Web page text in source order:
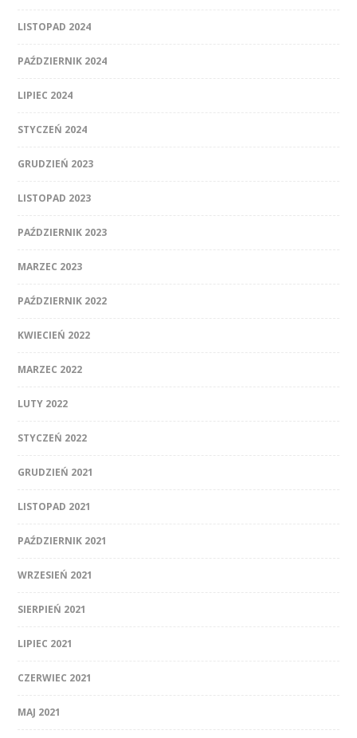
LISTOPAD 2024
PAŹDZIERNIK 2024
LIPIEC 2024
STYCZEŃ 2024
GRUDZIEŃ 2023
LISTOPAD 2023
PAŹDZIERNIK 2023
MARZEC 2023
PAŹDZIERNIK 2022
KWIECIEŃ 2022
MARZEC 2022
LUTY 2022
STYCZEŃ 2022
GRUDZIEŃ 2021
LISTOPAD 2021
PAŹDZIERNIK 2021
WRZESIEŃ 2021
SIERPIEŃ 2021
LIPIEC 2021
CZERWIEC 2021
MAJ 2021